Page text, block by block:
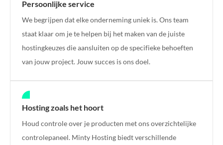
Persoonlijke service
We begrijpen dat elke onderneming uniek is. Ons team
staat klaar om je te helpen bij het maken van de juiste
hostingkeuzes die aansluiten op de specifieke behoeften
van jouw project. Jouw succes is ons doel.
Hosting zoals het hoort
Houd controle over je producten met ons overzichtelijke
controlepaneel. Minty Hosting biedt verschillende